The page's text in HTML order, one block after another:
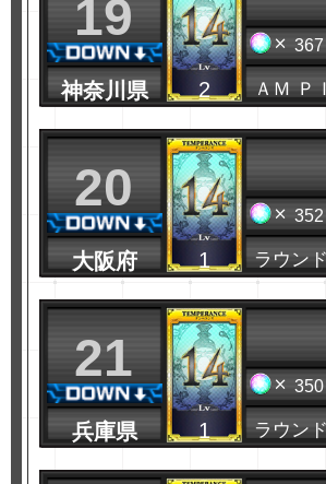
19
神奈川県 2
367
ＡＭ Ｐ
20
大阪府 1
352
ラウン
21
兵庫県 1
350
ラウン